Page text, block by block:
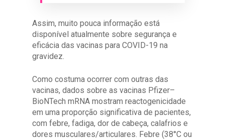
Assim, muito pouca informação está
disponível atualmente sobre segurança e
eficácia das vacinas para COVID-19 na
gravidez.
Como costuma ocorrer com outras das
vacinas, dados sobre as vacinas Pfizer–
BioNTech mRNA mostram reactogenicidade
em uma proporção significativa de pacientes,
com febre, fadiga, dor de cabeça, calafrios e
dores musculares/articulares. Febre (38°C ou